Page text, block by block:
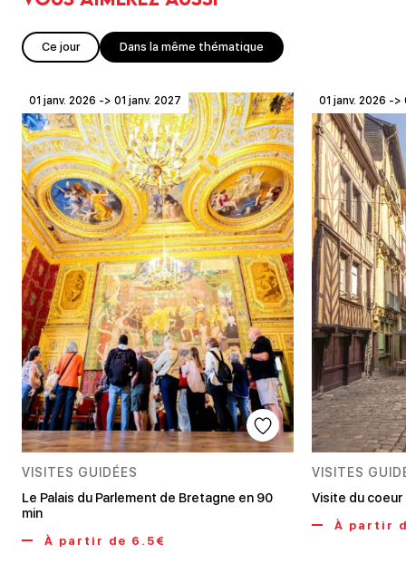
Ce jour Dans la même thématique
01 janv. 2026 -> 01 janv. 2027
VISITES GUIDÉES
Le Palais du Parlement de Bretagne en 90
min
À partir de 6.5€
01 janv. 2026 ->
VISITES
Visite du
À partir